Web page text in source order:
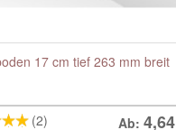
17 cm tief 263 mm breit
(2) Ab: 4,64